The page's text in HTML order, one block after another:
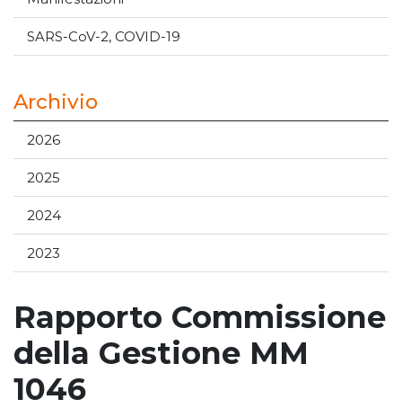
SARS-CoV-2, COVID-19
Archivio
2026
2025
2024
2023
Rapporto Commissione
della Gestione MM
1046